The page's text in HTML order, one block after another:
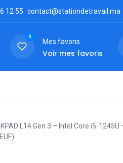
12 55 contact@stationdetravail.ma
0
Mes favoris
Voir mes favoris
L14 Gen 3 – Intel Core i5-1245U